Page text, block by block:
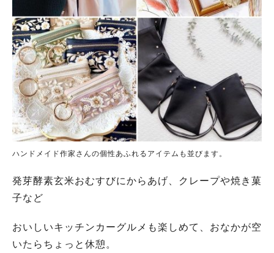
ハンドメイド作家さんの個性あふれるアイテムも並びます。
発芽酵素玄米おむすびにからあげ、クレープや焼き菓
子など
おいしいキッチンカーグルメも楽しめて、おなかが空
いたらちょっと休憩。